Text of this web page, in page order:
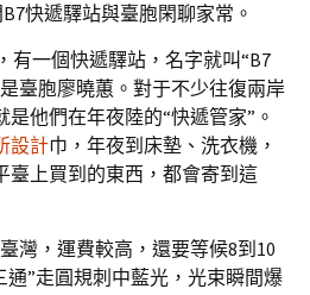
快遞驛站與臺胞閑聊家常。
有一個快遞驛站，名字就叫“B7
臺胞廖曉蕙。對于不少往復兩岸
他們在年夜陸的“快遞管家”。
設計巾，年夜到床墊、洗衣機，
臺上買到的東西，都會寄到這
灣，運費較高，還要等候8到10
通”走圓規刺中藍光，光束瞬間爆